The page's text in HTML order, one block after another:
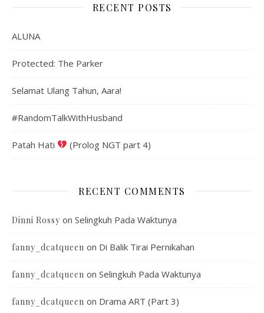
RECENT POSTS
ALUNA
Protected: The Parker
Selamat Ulang Tahun, Aara!
#RandomTalkWithHusband
Patah Hati (Prolog NGT part 4)
RECENT COMMENTS
Dinni Rossy on Selingkuh Pada Waktunya
fanny_dcatqueen on Di Balik Tirai Pernikahan
fanny_dcatqueen on Selingkuh Pada Waktunya
fanny_dcatqueen on Drama ART (Part 3)